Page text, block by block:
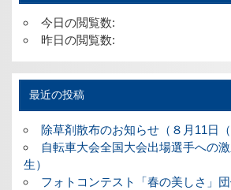
今日の閲覧数:
昨日の閲覧数:
最近の投稿
除草剤散布のお知らせ（８月11日（
自転車大会全国大会出場選手への
生）
フォトコンテスト「春の美しさ」